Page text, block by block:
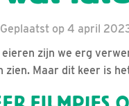
op 4 april
zijn we erg
zien. Maar dit keer is